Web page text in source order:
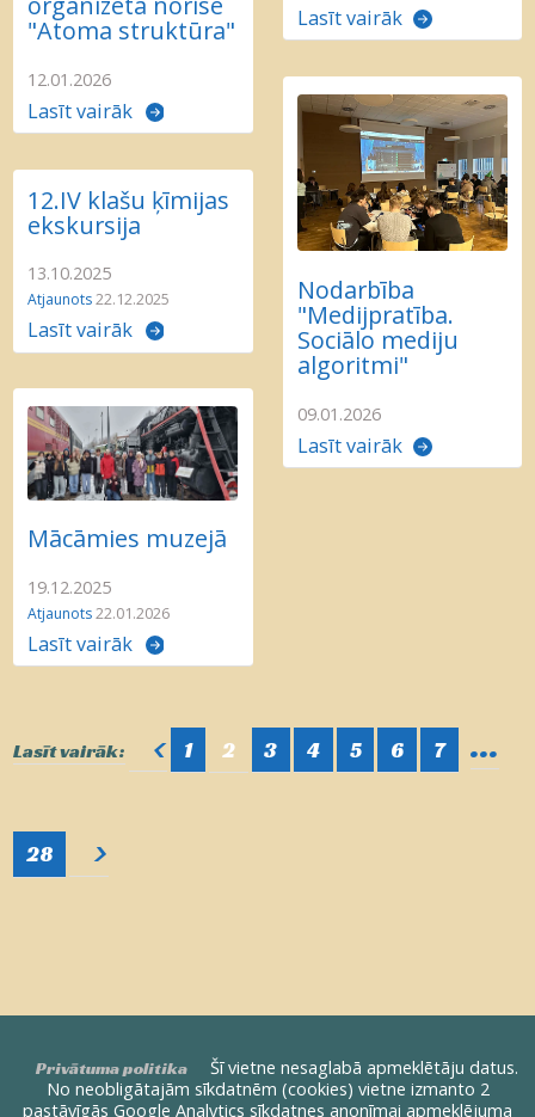
Lasīt vairāk
"Atoma struktūra"
12.01.2026
Lasīt vairāk
Nodarbība
"Medijpratība.
Sociālo mediju
algoritmi"
09.01.2026
Lasīt vairāk
12.IV klašu ķīmijas
ekskursija
13.10.2025
Atjaunots22.12.2025
Lasīt vairāk
Mācāmies muzejā
19.12.2025
Atjaunots22.01.2026
Lasīt vairāk
Lasīt vairāk: < 1 2 3 4 5 6 7 ...
28 >
Privātuma politika
Šī vietne nesaglabā apmeklētāju datus.
No neobligātajām sīkdatnēm (cookies) vietne izmanto 2
pastāvīgās Google Analytics sīkdatnes anonīmai apmeklējuma